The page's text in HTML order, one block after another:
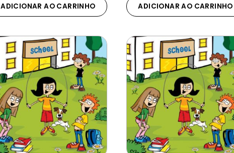
ADICIONAR AO CARRINHO ADICIONAR AO CARRINHO